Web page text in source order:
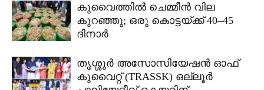
കുവൈത്തിൽ ചെമ്മീൻ വില
കുറഞ്ഞു; ഒരു കൊട്ടയ്ക്ക് 40–45
ദിനാർ
തൃശ്ശൂർ അസോസിയേഷൻ ഓഫ്
കുവൈറ്റ്‌ (TRASSK) ഒല്ലൂർ